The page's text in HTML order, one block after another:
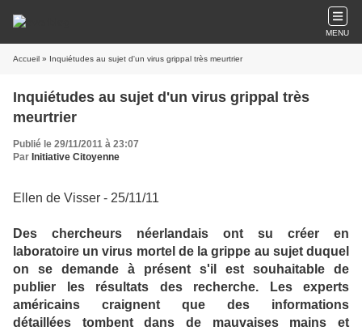
MENU
Accueil » Inquiétudes au sujet d'un virus grippal très meurtrier
Inquiétudes au sujet d'un virus grippal très
meurtrier
Publié le 29/11/2011 à 23:07
Par Initiative Citoyenne
Ellen de Visser - 25/11/11
Des chercheurs néerlandais ont su créer en
laboratoire un virus mortel de la grippe au sujet duquel
on se demande à présent s'il est souhaitable de
publier les résultats des recherche.
Les experts
américains craignent que des informations
détaillées tombent dans de mauvaises mains et